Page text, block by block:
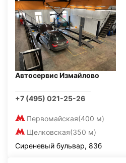
Автосервис Измайлово
+7 (495) 021-25-26
Первомайская(400 м)
Щелковская(350 м)
Сиреневый бульвар, 83б